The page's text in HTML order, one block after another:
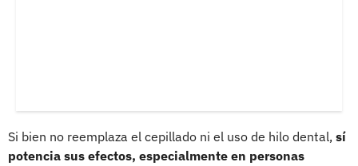
Si bien no reemplaza el cepillado ni el uso de hilo dental, sí
potencia sus efectos, especialmente en personas